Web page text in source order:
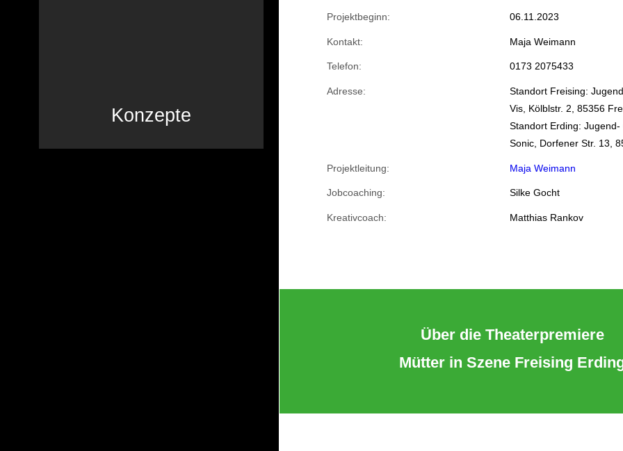
Konzepte
Projektbeginn: 06.11.2023
Kontakt: Maja Weimann
Telefon: 0173 2075433
Adresse:
Standort Freising:
Vis, Kölblstr. 2, 85356
Standort Erding:
Sonic, Dorfener Str. 13,
Projektleitung: Maja Weimann
Jobcoaching: Silke Gocht
Kreativcoach: Matthias Rankov
Über die Theaterpremiere
Mütter in Szene Freising